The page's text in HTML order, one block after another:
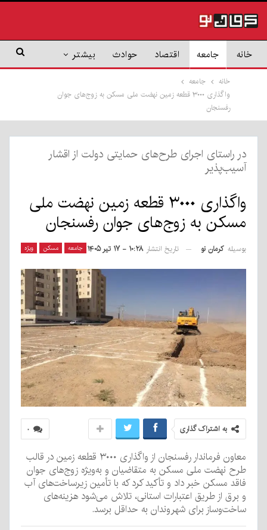
خانه جامعه اقتصاد حوادث بیشتر
خانه
جامعه
واگذاری ۳۰۰۰ قطعه زمین نهضت ملی مسکن به زوج‌های جوان
رفسنجان
در راستای اجرای طرح‌های حمایتی دولت از اقشار
آسیب‌پذیر
واگذاری ۳۰۰۰ قطعه زمین نهضت ملی
مسکن به زوج‌های جوان رفسنجان
جامعه مسکن ویژه بوسیله کرمان نو تاریخ انتشار ۱۰:۲۸ - ۱۷ تیر ۱۴۰۵
۰ به اشتراک گذاری
معاون فرماندار رفسنجان از واگذاری ۳۰۰۰ قطعه زمین در قالب
طرح نهضت ملی مسکن به متقاضیان و به‌ویژه زوج‌های جوان
فاقد مسکن خبر داد و تأکید کرد که با تأمین زیرساخت‌های آب
و برق از طریق اعتبارات استانی، تلاش می‌شود هزینه‌های
ساخت‌وساز برای شهروندان به حداقل برسد.